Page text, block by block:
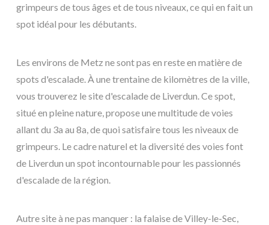
grimpeurs de tous âges et de tous niveaux, ce qui en fait un
spot idéal pour les débutants.
Les environs de Metz ne sont pas en reste en matière de
spots d'escalade. À une trentaine de kilomètres de la ville,
vous trouverez le site d'escalade de Liverdun. Ce spot,
situé en pleine nature, propose une multitude de voies
allant du 3a au 8a, de quoi satisfaire tous les niveaux de
grimpeurs. Le cadre naturel et la diversité des voies font
de Liverdun un spot incontournable pour les passionnés
d'escalade de la région.
Autre site à ne pas manquer : la falaise de Villey-le-Sec,